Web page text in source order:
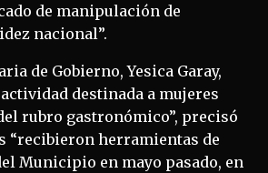
de manipulación de
nacional”.
de Gobierno, Yesica Garay,
destinada a mujeres
rubro gastronómico”, precisó
“recibieron herramientas de
Municipio en mayo pasado, en